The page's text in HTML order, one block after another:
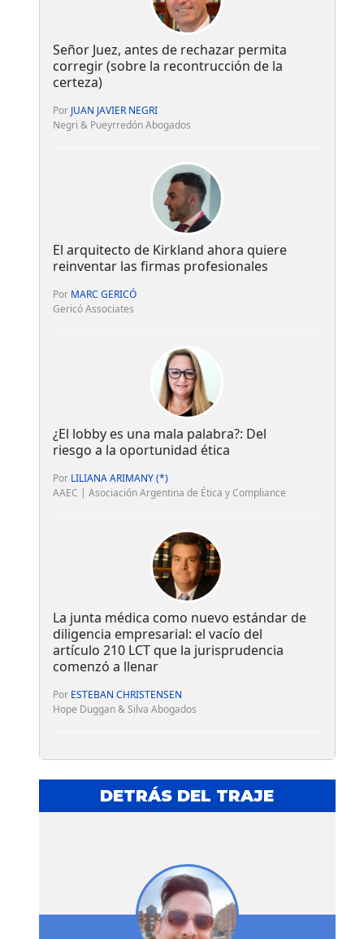
Señor Juez, antes de rechazar permita
corregir (sobre la recontrucción de la
certeza)
Por JUAN JAVIER NEGRI
Negri & Pueyrredón Abogados
El arquitecto de Kirkland ahora quiere
reinventar las firmas profesionales
Por MARC GERICÓ
Gericó Associates
¿El lobby es una mala palabra?: Del
riesgo a la oportunidad ética
Por LILIANA ARIMANY (*)
AAEC | Asociación Argentina de Ética y Compliance
La junta médica como nuevo estándar de
diligencia empresarial: el vacío del
artículo 210 LCT que la jurisprudencia
comenzó a llenar
Por ESTEBAN CHRISTENSEN
Hope Duggan & Silva Abogados
DETRÁS DEL TRAJE